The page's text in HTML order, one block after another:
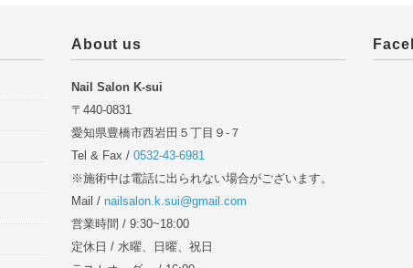
About us
Nail Salon K-sui
〒440-0831
愛知県豊橋市西岩田５丁目９-７
Tel & Fax /0532-43-6981
※施術中は電話に出られない場合がございます。
Mail /nailsalon.k.sui@gmail.com
営業時間 / 9:30~18:00
定休日 / 水曜、日曜、祝日